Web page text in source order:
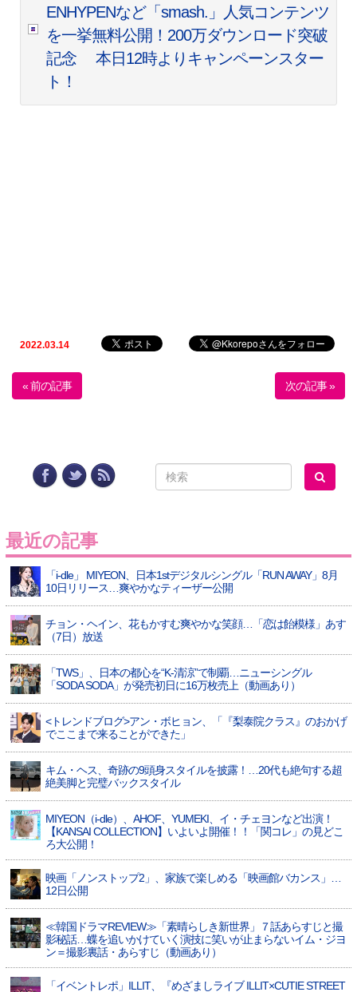
ENHYPENなど「smash.」人気コンテンツ
を一挙無料公開！200万ダウンロード突破
記念 本日12時よりキャンペーンスター
ト！
2022.03.14
« 前の記事 次の記事 »
最近の記事
「i-dle」 MIYEON、日本1stデジタルシングル「RUN AWAY」8月
10日リリース…爽やかなティーザー公開
チョン・ヘイン、花もかすむ爽やかな笑顔…「恋は飴模様」あす
（7日）放送
「TWS」、日本の都心を“K-清涼”で制覇…ニューシングル
「SODA SODA」が発売初日に16万枚売上（動画あり）
<トレンドブログ>アン・ボヒョン、「『梨泰院クラス』のおかげ
でここまで来ることができた」
キム・ヘス、奇跡の9頭身スタイルを披露！…20代も絶句する超
絶美脚と完璧バックスタイル
MIYEON（i-dle）、​AHOF​、YUMEKI、イ・チェヨンなど出演！
【KANSAI COLLECTION】いよいよ開催！！「関コレ」の見どこ
ろ大公開！
映画「ノンストップ2」、家族で楽しめる「映画館バカンス」…
12日公開
≪韓国ドラマREVIEW≫「素晴らしき新世界」７話あらすじと撮
影秘話…蝶を追いかけていく演技に笑いが止まらないイム・ジヨ
ン＝撮影裏話・あらすじ（動画あり）
「イベントレポ」ILLIT、『めざましライブ ILLIT×CUTIE STREET